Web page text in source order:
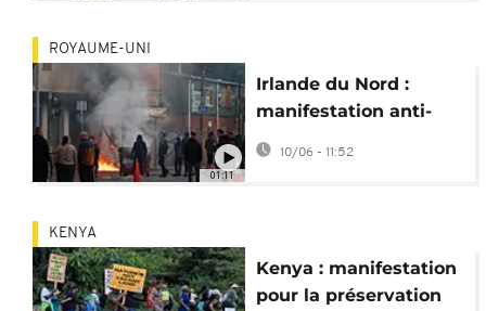
01:11
ROYAUME-UNI
Irlande du Nord :
manifestation anti-
immigrés après une
aggression par un
10/06 - 11:52
KENYA
Kenya : manifestation
pour la préservation